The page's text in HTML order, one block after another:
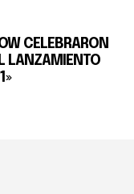
CELEBRARON
LANZAMIENTO